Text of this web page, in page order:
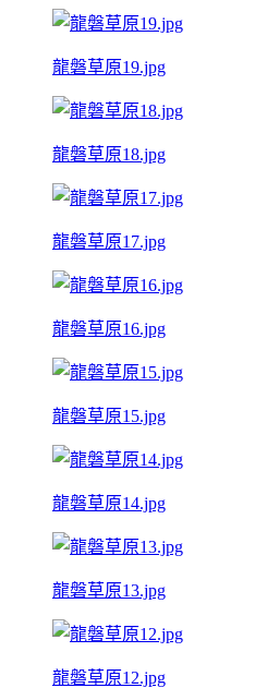
龍磐草原19.jpg
龍磐草原18.jpg
龍磐草原17.jpg
龍磐草原16.jpg
龍磐草原15.jpg
龍磐草原14.jpg
龍磐草原13.jpg
龍磐草原12.jpg